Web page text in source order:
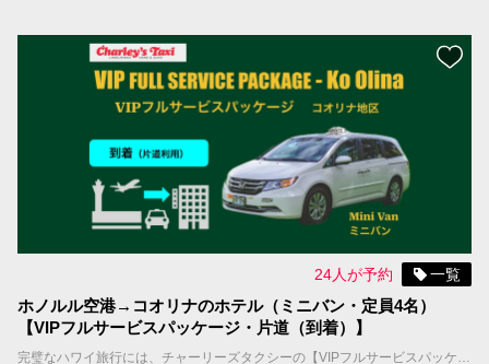
24人が予約 一覧
ホノルル空港→コオリナのホテル（ミニバン・定員4名）
【VIPフルサービスパッケージ・片道（到着）】
完璧なハワイ旅行には、チャーリーズタクシーの【VIPフルサービスパッケージ】がお勧めです。お客様を担当するドライバーは事前にアサインされ、到着日、担当ドライバーはお客様のお名前を表示したサインを持ってお出迎えし、待機しているタクシーまでご案内します。 国際線到着の場合；担当ドライバーはFIT出口（個人出口）を出たところで、お客様の名前を表示したサインを持ってお待ちしています。 国内線到着の場合；担当ドライバーはお客様の利用便の荷物ターンテーブルの辺りで、お客様の名前を表示したサインを持ってお待ちしています。 ＊当サービスはお客様全員が同じ航空便で到着される前提です。同じ時間帯の異なる航空便で到着される場合は到着時間の遅い便をご記入ください。 車両＆乗車案内 ・車種：ミニバン ・乗車人数：4名まで（乳幼児含む） ・機内持ち込み手荷物（ハンドバッグ、機内持ち込み用キャリーバッグなど）の数：車両1台につき合計4個まで ・お預け手荷物（スーツケース、折り畳みの車椅子やベビーカーなど）＋大型荷物（自転車、ゴルフバッグ、サーフボードなど）の数：車両1台につき合計4個まで。 ＊大型荷物には超過料金がかかりますので、追加オプションよりお選びください。大型荷物の上限は2個までとなります。